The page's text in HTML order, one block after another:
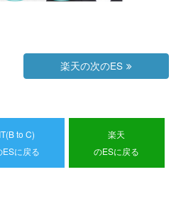
楽天の次のES
IT(B to C)
ESに戻る
楽天
のESに戻る